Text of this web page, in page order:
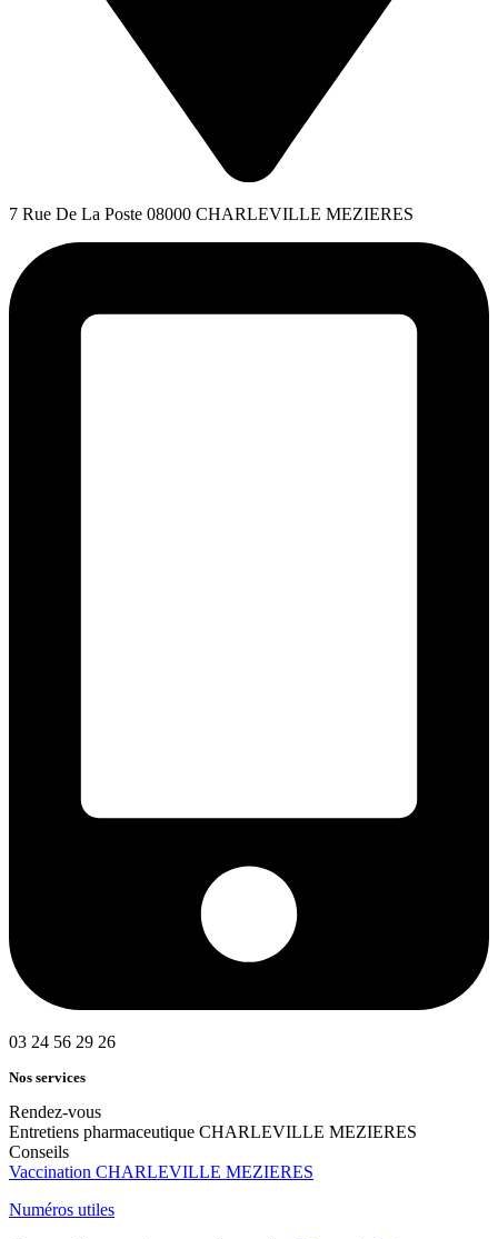
7 Rue De La Poste 08000 CHARLEVILLE MEZIERES
03 24 56 29 26
Nos services
Rendez-vous
Entretiens pharmaceutique CHARLEVILLE MEZIERES
Conseils
Vaccination CHARLEVILLE MEZIERES
Numéros utiles